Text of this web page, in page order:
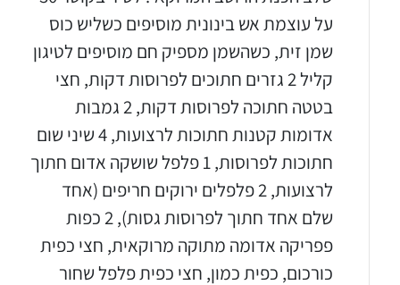
על עוצמת אש בינונית מוסיפים כשליש כוס
שמן זית, כשהשמן מספיק חם מוסיפים לטיגון
קליל 2 גזרים חתוכים לפרוסות דקות, חצי
בטטה חתוכה לפרוסות דקות, 2 גמבות
אדומות קטנות חתוכות לרצועות, 4 שיני שום
חתוכות לפרוסות, 1 פלפל שושקה אדום חתוך
לרצועות, 2 פלפלים ירוקים חריפים (אחד
שלם אחד חתוך לפרוסות גסות), 2 כפות
פפריקה אדומה מתוקה מרוקאית, חצי כפית
כורכום, כפית כמון, חצי כפית פלפל שחור